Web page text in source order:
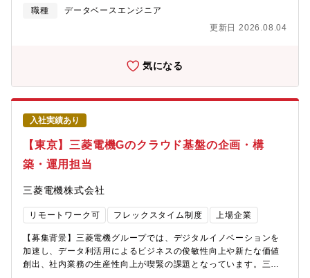
ードしていただくことを期待しています。技術と組織の両面での
経験を積んだ後は、チーム全体のマネジメントや人材育成、経営
けでなく事業部門も含めた全社的な変革を推進する立場へと成長
ッション】■AI・クラウドソリューション部ＡＩ、及びクラウド等
行推進プロジェクトグループ同社グループ全体のクラウド活用を
推進するための戦略立案・移行推進、新たなグループクラウドサ
ービスの企画・構築■クラウド運用・改善グループプライベート/
パブリッククラウドの維持管理、改善【働き方】■残業時間：月平
均10時間/繁忙期40時間■出張：有 (ポジションにより、1か月に
日帰り出張を１～２回）■リモートワーク：有 (週3日程度利用可
能)■中途社員の割合：30%【業務の魅力】■三菱電機グループのク
ラウド化推進は、グループ全体の事業DX・業務DXを支える重要
な基盤であり、あなたの活躍がステークホルダーの課題解決、三
菱電機グループの成長につながります。■また、多様な事業部門と
スキルを活かして、同グループ15万人を支えるデータ統合に従事
会社へ入社後、25年4月1日付設立の「三菱電機デジタルイノベー
の概要は以下のニュースリリースを参照ください。＜DX・IT戦略
の推進に向けた新会社設立について（2024年11月13日広報発
表）＞
https://www.mitsubishielectric.co.jp/news/2024/1113.html?
cid=rss【業務内容】三菱電機グループ全社のデータ統合業務とし
て、以下のいずれかをご担当いただきます。（１）データ基盤
（データ連携、データ統合、データ可視化）開発における、デー
タベースの設計・開発（２）データ基盤（データ連携、データ統
合、データ可視化）開発における、データ連携基盤の設計・開発
（１）データ基盤開発における、データベースの設計・開発・デ
ータベースの設計・開発（要件定義、設計、構築など一連のプロ
ジェクトフェーズにおける作業全般）・プロジェクト関連会議体
盤（データ連携、データ統合、データ可視化）開発における、デ
ータ連携基盤の設計・開発・データ連携基盤の設計・開発（要件
定義、設計、構築など一連のプロジェクトフェーズにおける作業
職種
データベースエンジニア
更新日 2026.08.04
気になる
入社実績あり
【東京】三菱電機Gのクラウド基盤の企画・構
築・運用担当
三菱電機株式会社
リモートワーク可 フレックスタイム制度 上場企業
【募集背景】三菱電機グループでは、デジタルイノベーションを
加速し、データ利活用によるビジネスの俊敏性向上や新たな価値
創出、社内業務の生産性向上が喫緊の課題となっています。三菱